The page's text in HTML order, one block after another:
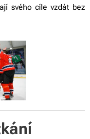
svého cíle vzdát bez